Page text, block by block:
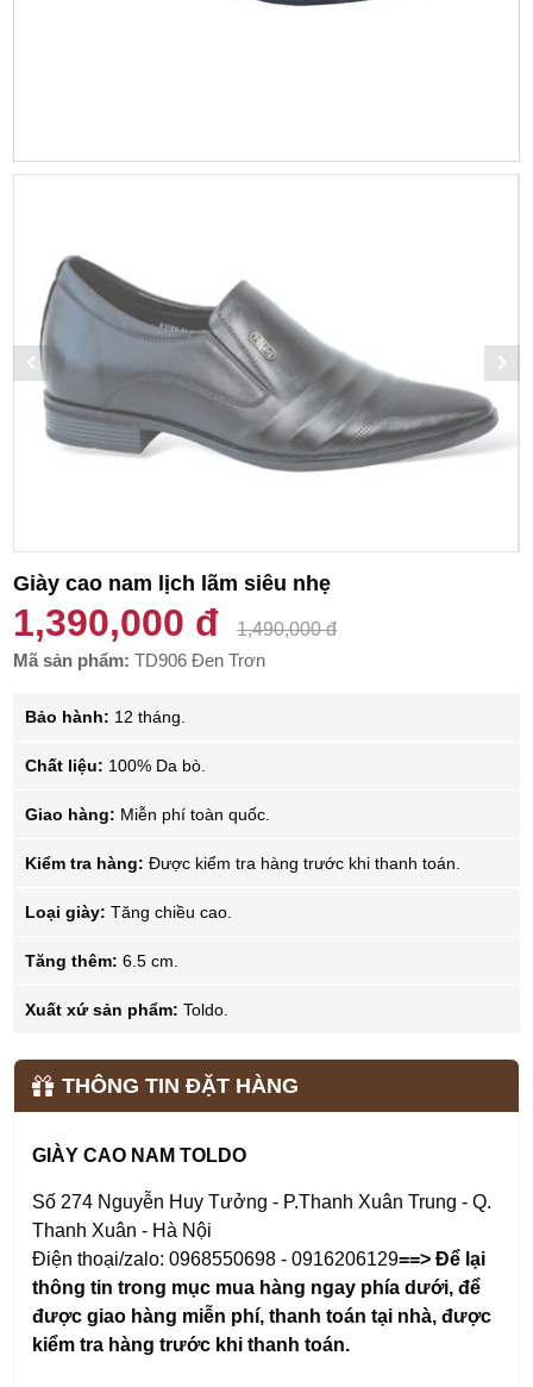
Giày cao nam lịch lãm siêu nhẹ
1,390,000 đ
1,490,000 đ
Mã sản phẩm:TD906 Đen Trơn
Bảo hành: 12 tháng.
Chất liệu: 100% Da bò.
Giao hàng: Miễn phí toàn quốc.
Kiểm tra hàng: Được kiểm tra hàng trước khi thanh toán.
Loại giày: Tăng chiều cao.
Tăng thêm: 6.5 cm.
Xuất xứ sản phẩm: Toldo.
THÔNG TIN ĐẶT HÀNG
GIÀY CAO NAM TOLDO
Số 274 Nguyễn Huy Tưởng - P.Thanh Xuân Trung - Q.
Thanh Xuân - Hà Nội
Điện thoại/zalo: 0968550698 - 0916206129==> Để lại
thông tin trong mục mua hàng ngay phía dưới,để
được giao hàng miễn phí, thanh toán tại nhà, được
kiểm tra hàng trước khi thanh toán.